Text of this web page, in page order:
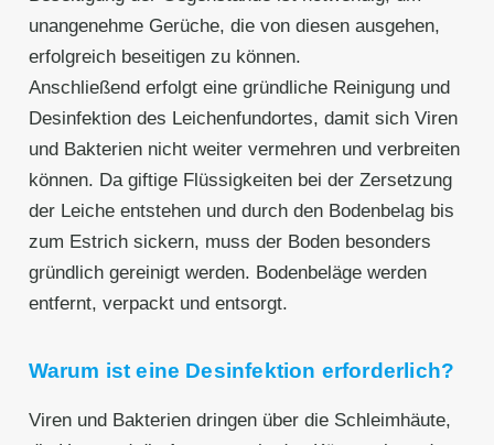
unangenehme Gerüche, die von diesen ausgehen,
erfolgreich beseitigen zu können.
Anschließend erfolgt eine gründliche Reinigung und
Desinfektion des Leichenfundortes, damit sich Viren
und Bakterien nicht weiter vermehren und verbreiten
können. Da giftige Flüssigkeiten bei der Zersetzung
der Leiche entstehen und durch den Bodenbelag bis
zum Estrich sickern, muss der Boden besonders
gründlich gereinigt werden. Bodenbeläge werden
entfernt, verpackt und entsorgt.
Warum ist eine Desinfektion erforderlich?
Viren und Bakterien dringen über die Schleimhäute,